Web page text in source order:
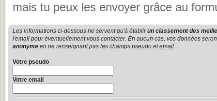
mais tu peux les envoyer grâce au
Les informations ci-dessous ne servent qu'à établirun classement des
l'email pour éventuellement vous contacter. En aucun cas, vos données
anonyme en ne renseignant pas les champs pseudo etemail.
Votre pseudo
Votre email